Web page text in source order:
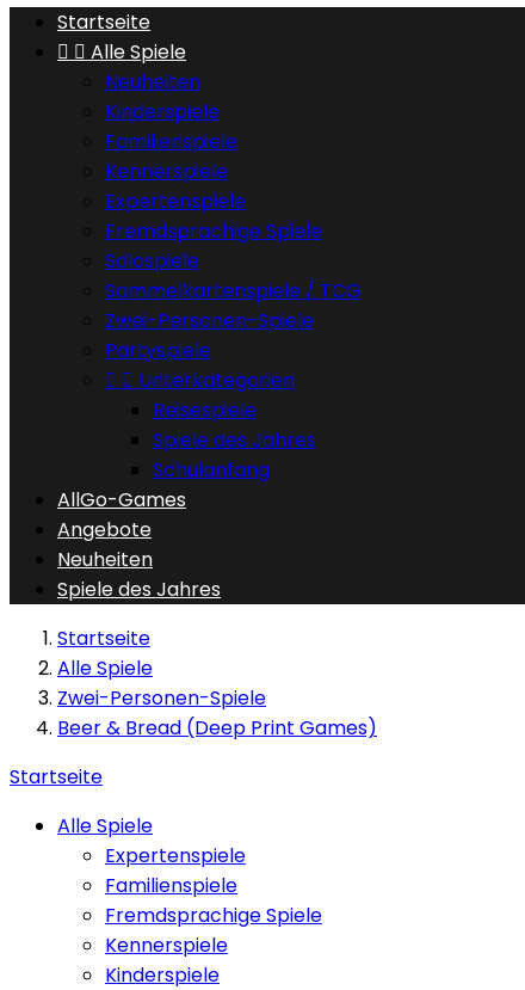
Startseite
  Alle Spiele
Neuheiten
Kinderspiele
Familienspiele
Kennerspiele
Expertenspiele
Fremdsprachige Spiele
Solospiele
Sammelkartenspiele / TCG
Zwei-Personen-Spiele
Partyspiele
  Unterkategorien
Reisespiele
Spiele des Jahres
Schulanfang
AllGo-Games
Angebote
Neuheiten
Spiele des Jahres
Startseite
Alle Spiele
Zwei-Personen-Spiele
Beer & Bread (Deep Print Games)
Startseite
Alle Spiele
Expertenspiele
Familienspiele
Fremdsprachige Spiele
Kennerspiele
Kinderspiele